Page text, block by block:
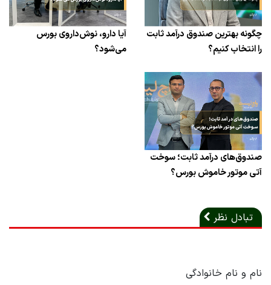
چگونه بهترین صندوق درآمد ثابت
را انتخاب کنیم؟
آیا دارو، نوش‌داروی بورس
می‌شود؟
صندوق‌های درآمد ثابت؛ سوخت
آتی موتور خاموش بورس؟
تبادل نظر
نام و نام خانوادگی